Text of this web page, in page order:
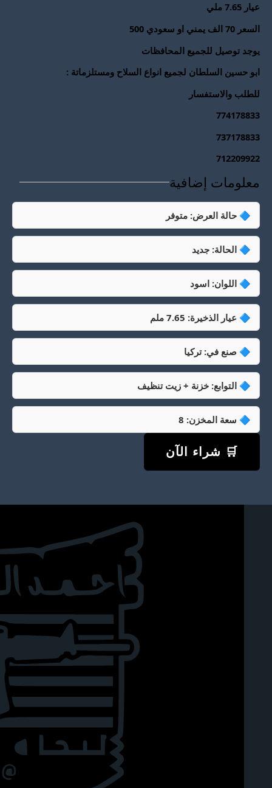
عيار 7.65 ملي
السعر 70 الف يمني او سعودي 500
يوجد توصيل للجميع المحافظات
ابو حسين السلطان لجميع انواع السلاح ومستلزماتة :
للطلب والاستفسار
774178833
737178833
712209922
معلومات إضافية
🔷 حالة العرض: متوفر
🔷 الحالة: جديد
🔷 اللوان: اسود
🔷 عيار الذخيرة: 7.65 ملم
🔷 صنع في: تركيا
🔷 التوابع: خزنة + زيت تنظيف
🔷 سعة المخزن: 8
🛒 شراء الآن